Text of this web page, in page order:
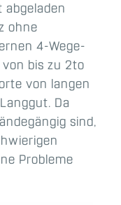
ohne
4-Wege-
bis zu 2to
von langen
Da
sind,
Probleme